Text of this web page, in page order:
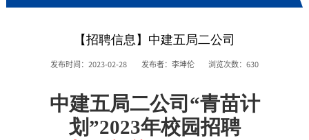
【招聘信息】中建五局二公司
发布时间：2023-02-28 发布者：李坤伦 浏览次数：630
中建五局二公司“青苗计
划”2023年校园招聘